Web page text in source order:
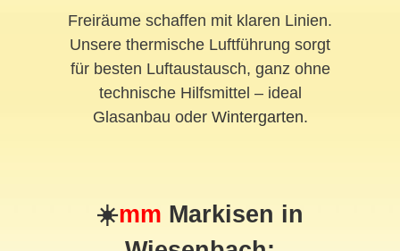
Freiräume schaffen mit klaren Linien.
Unsere thermische Luftführung sorgt
für besten Luftaustausch, ganz ohne
technische Hilfsmittel – ideal
Glasanbau oder Wintergarten.
☀️mm Markisen in